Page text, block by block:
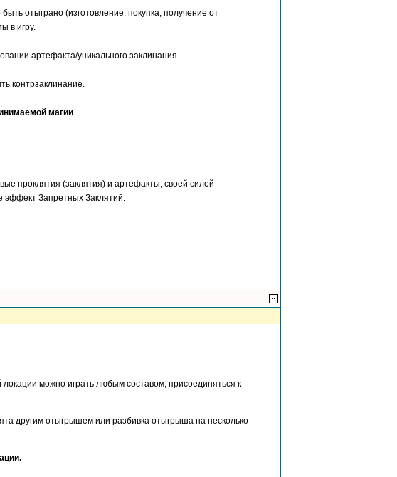
отыграно (изготовление; покупка; получение от
в игру.
артефакта/уникального заклинания.
контрзаклинание.
магии
проклятия (заклятия) и артефакты, своей силой
Запретных Заклятий.
можно играть любым составом, присоединяться к
другим отыгрышем или разбивка отыгрыша на несколько